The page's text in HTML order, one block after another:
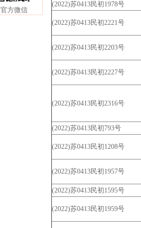
官方微信
(2022)苏0413民初1978号
(2022)苏0413民初2221号
(2022)苏0413民初2203号
(2022)苏0413民初2227号
(2022)苏0413民初2316号
(2022)苏0413民初793号
(2022)苏0413民初1208号
(2022)苏0413民初1957号
(2022)苏0413民初1595号
(2022)苏0413民初1959号